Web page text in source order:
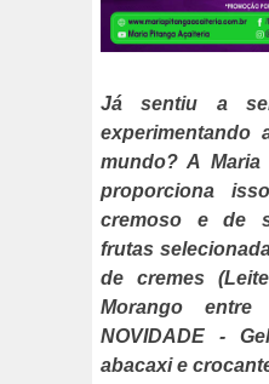
Já sentiu a
experimentando
mundo? A Maria
proporciona
cremoso e de
frutas
de cremes
Morango
NOVIDADE -
abacaxi e